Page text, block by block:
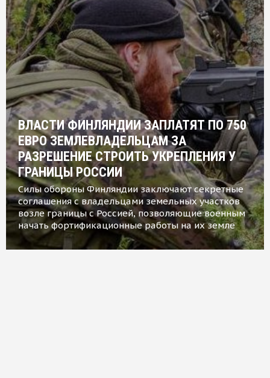
ВЛАСТИ ФИНЛЯНДИИ ЗАПЛАТЯТ ПО 750
ЕВРО ЗЕМЛЕВЛАДЕЛЬЦАМ ЗА
РАЗРЕШЕНИЕ СТРОИТЬ УКРЕПЛЕНИЯ У
ГРАНИЦЫ РОССИИ
Силы обороны Финляндии заключают секретные
соглашения с владельцами земельных участков
возле границы с Россией, позволяющие военным
начать фортификационные работы на их земле